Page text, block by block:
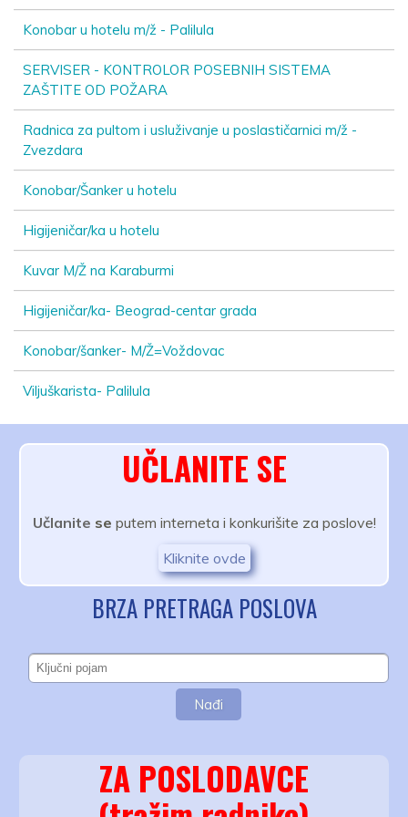
Konobar u hotelu m/ž - Palilula
SERVISER - KONTROLOR POSEBNIH SISTEMA
ZAŠTITE OD POŽARA
Radnica za pultom i usluživanje u poslastičarnici m/ž -
Zvezdara
Konobar/Šanker u hotelu
Higijeničar/ka u hotelu
Kuvar M/Ž na Karaburmi
Higijeničar/ka- Beograd-centar grada
Konobar/šanker- M/Ž=Voždovac
Viljuškarista- Palilula
UČLANITE SE
Učlanite se putem interneta i konkurišite za poslove!
Kliknite ovde
BRZA PRETRAGA POSLOVA
ZA POSLODAVCE